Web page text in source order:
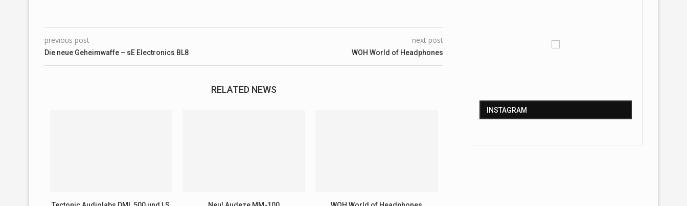
previous post
Die neue Geheimwaffe – sE Electronics BL8
next post
WOH World of Headphones
RELATED NEWS
INSTAGRAM